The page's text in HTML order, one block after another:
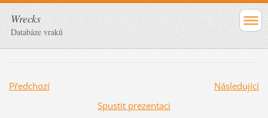
Wrecks
Databáze vraků
Předchozí
Následující
Spustit prezentaci